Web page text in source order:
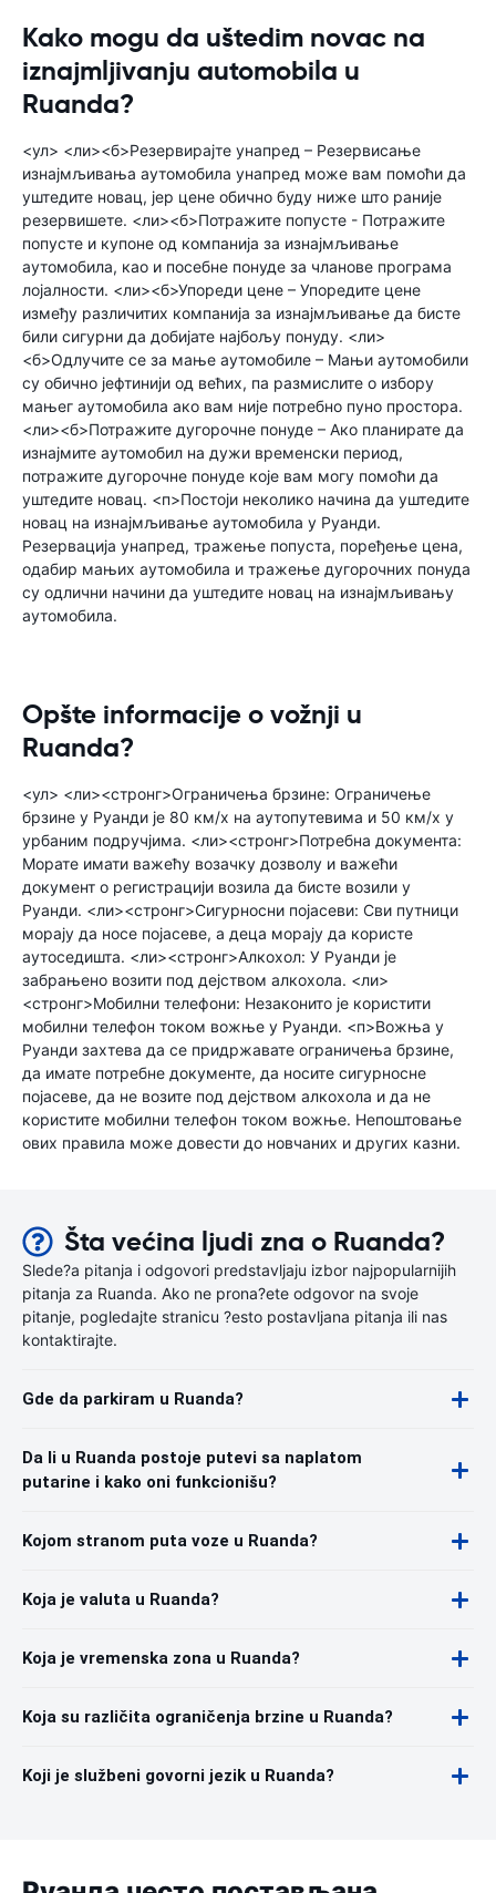
Kako mogu da uštedim novac na
iznajmljivanju automobila u
Ruanda?
<ул> <ли><б>Резервирајте унапред – Резервисање
изнајмљивања аутомобила унапред може вам помоћи да
уштедите новац, јер цене обично буду ниже што раније
резервишете. <ли><б>Потражите попусте - Потражите
попусте и купоне од компанија за изнајмљивање
аутомобила, као и посебне понуде за чланове програма
лојалности. <ли><б>Упореди цене – Упоредите цене
између различитих компанија за изнајмљивање да бисте
били сигурни да добијате најбољу понуду. <ли>
<б>Одлучите се за мање аутомобиле – Мањи аутомобили
су обично јефтинији од већих, па размислите о избору
мањег аутомобила ако вам није потребно пуно простора.
<ли><б>Потражите дугорочне понуде – Ако планирате да
изнајмите аутомобил на дужи временски период,
потражите дугорочне понуде које вам могу помоћи да
уштедите новац. <п>Постоји неколико начина да уштедите
новац на изнајмљивање аутомобила у Руанди.
Резервација унапред, тражење попуста, поређење цена,
одабир мањих аутомобила и тражење дугорочних понуда
су одлични начини да уштедите новац на изнајмљивању
аутомобила.
Opšte informacije o vožnji u
Ruanda?
<ул> <ли><стронг>Ограничења брзине: Ограничење
брзине у Руанди је 80 км/х на аутопутевима и 50 км/х у
урбаним подручјима. <ли><стронг>Потребна документа:
Морате имати важећу возачку дозволу и важећи
документ о регистрацији возила да бисте возили у
Руанди. <ли><стронг>Сигурносни појасеви: Сви путници
морају да носе појасеве, а деца морају да користе
аутоседишта. <ли><стронг>Алкохол: У Руанди је
забрањено возити под дејством алкохола. <ли>
<стронг>Мобилни телефони: Незаконито је користити
мобилни телефон током вожње у Руанди. <п>Вожња у
Руанди захтева да се придржавате ограничења брзине,
да имате потребне документе, да носите сигурносне
појасеве, да не возите под дејством алкохола и да не
користите мобилни телефон током вожње. Непоштовање
ових правила може довести до новчаних и других казни.
Šta većina ljudi zna o Ruanda?
Slede?a pitanja i odgovori predstavljaju izbor najpopularnijih
pitanja za Ruanda. Ako ne prona?ete odgovor na svoje
pitanje, pogledajte stranicu ?esto postavljana pitanja ili nas
kontaktirajte.
Gde da parkiram u Ruanda?
Da li u Ruanda postoje putevi sa naplatom
putarine i kako oni funkcionišu?
Kojom stranom puta voze u Ruanda?
Koja je valuta u Ruanda?
Koja je vremenska zona u Ruanda?
Koja su različita ograničenja brzine u Ruanda?
Koji je službeni govorni jezik u Ruanda?